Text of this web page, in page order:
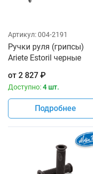
Артикул:004-2191
Ручки руля (грипсы)
Ariete Estoril черные
от 2 827 ₽
Доступно:4 шт.
Подробнее